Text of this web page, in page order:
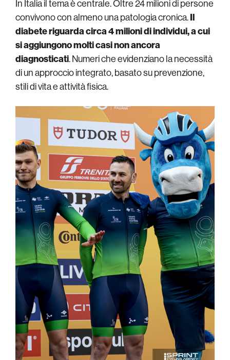
In Italia il tema è centrale. Oltre 24 milioni di persone
convivono con almeno una patologia cronica.Il
diabete riguarda circa 4 milioni di individui, a cui
si aggiungono molti casi non ancora
diagnosticati. Numeri che evidenziano la necessità
di un approccio integrato, basato su prevenzione,
stili di vita e attività fisica.